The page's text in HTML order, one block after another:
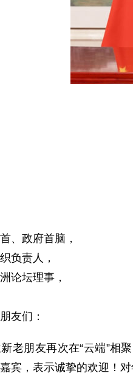
、政府首脑，
负责人，
论坛理事，
友们：
老朋友再次在“云端”相
宾，表示诚挚的欢迎！